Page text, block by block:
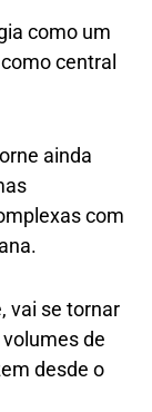
como um
central
ainda
com
vai se tornar
de
desde o